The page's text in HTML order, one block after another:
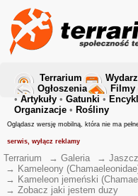
Terrarium
Ogłoszenia
Filmy
• Artykuły • Gatunki •
Organizacje • Rośliny
Oglądasz wersję mobilną, która nie ma
serwis, wyłącz reklamy
Terrarium → Galeria →
→ Kameleony
→ Kameleon jemeński
→ Zobacz jaki jestem duzy